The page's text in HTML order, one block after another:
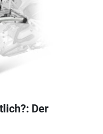
Der